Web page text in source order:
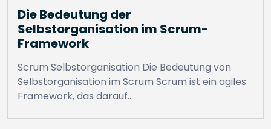
Die Bedeutung der
Selbstorganisation im Scrum-
Framework
Scrum Selbstorganisation Die Bedeutung von
Selbstorganisation im Scrum Scrum ist ein agiles
Framework, das darauf…